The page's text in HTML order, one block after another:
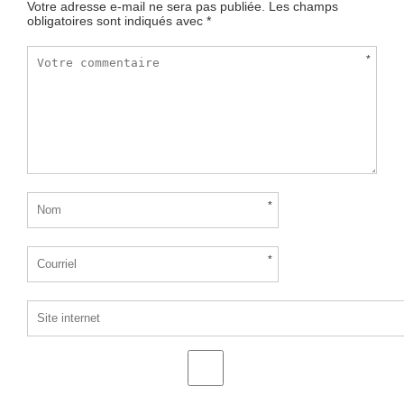
Votre adresse e-mail ne sera pas publiée. Les champs
obligatoires sont indiqués avec *
*
*
*